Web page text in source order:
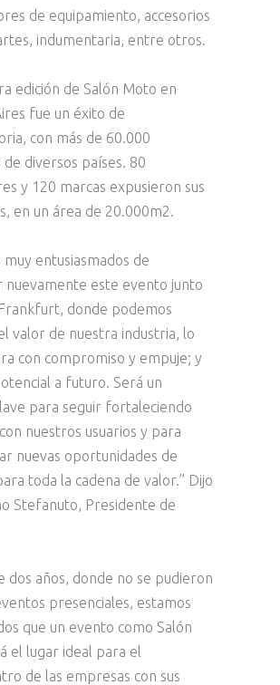
de equipamiento, accesorios
indumentaria, entre otros.
edición de Salón Moto en
fue un éxito de
con más de 60.000
de diversos países. 80
y 120 marcas expusieron sus
en un área de 20.000m2.
muy entusiasmados de
nuevamente este evento junto
donde podemos
valor de nuestra industria, lo
con compromiso y empuje; y
a futuro. Será un
para seguir fortaleciendo
nuestros usuarios y para
nuevas oportunidades de
toda la cadena de valor.” Dijo
Stefanuto, Presidente de
dos años, donde no se pudieron
presenciales, estamos
que un evento como Salón
el lugar ideal para el
de las empresas con sus